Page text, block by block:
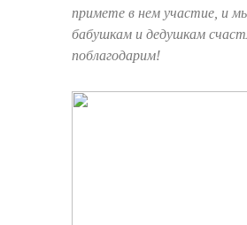
примете в нем участие, и
бабушкам и дедушкам
поблагодарим!